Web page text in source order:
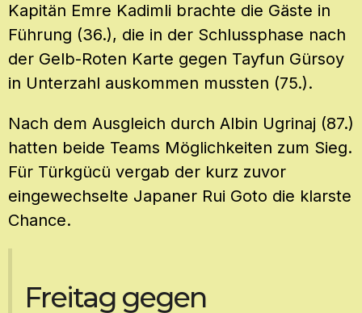
Kapitän Emre Kadimli brachte die Gäste in
Führung (36.), die in der Schlussphase nach
der Gelb-Roten Karte gegen Tayfun Gürsoy
in Unterzahl auskommen mussten (75.).
Nach dem Ausgleich durch Albin Ugrinaj (87.)
hatten beide Teams Möglichkeiten zum Sieg.
Für Türkgücü vergab der kurz zuvor
eingewechselte Japaner Rui Goto die klarste
Chance.
Freitag gegen